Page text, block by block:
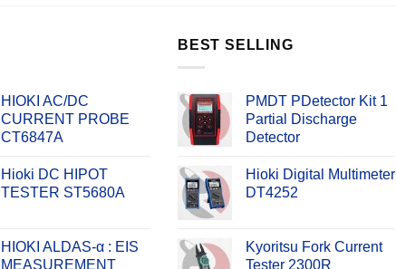
HIOKI AC/DC
CURRENT PROBE
CT6847A
Hioki DC HIPOT
TESTER ST5680A
HIOKI ALDAS-α : EIS
MEASUREMENT
BEST SELLING
PMDT PDetector Kit 1
Partial Discharge
Detector
Hioki Digital Multimeter
DT4252
Kyoritsu Fork Current
Tester 2300R